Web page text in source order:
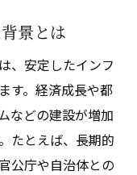
景とは
、安定したインフ
す。経済成長や都
などの建設が増加
たとえば、長期的
公庁や自治体との